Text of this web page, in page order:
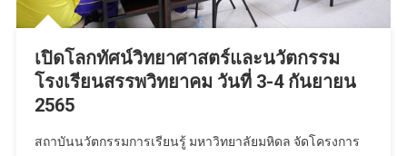
เปิดโลกทัศน์วิทยาศาสตร์และนวัตกรรม
โรงเรียนสรรพวิทยาคม วันที่ 3-4 กันยายน
2565
สถาบันนวัตกรรมการเรียนรู้ มหาวิทยาลัยมหิดล จัดโครงการ